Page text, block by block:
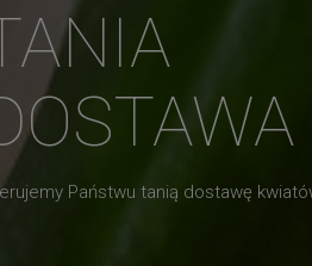
Państwu tanią dostawę